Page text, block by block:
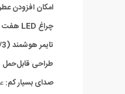
امکان افزودن
چراغ LED هفت رنگ:
تایمر هوشمند (1/2/3 ساعت):
طراحی قابل‌حمل
صدای بسیار کم: